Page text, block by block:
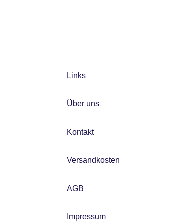
Links
Über uns
Kontakt
Versandkosten
AGB
Impressum